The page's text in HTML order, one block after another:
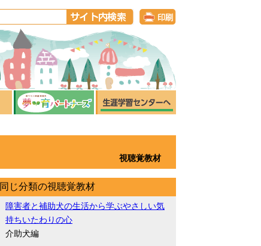
視聴覚教材
同じ分類の視聴覚教材
障害者と補助犬の生活から学ぶやさしい気
持ちいたわりの心
介助犬編